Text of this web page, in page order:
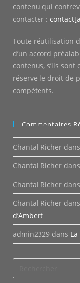
contenu qui
contacter :
Toute réutilisation
d’un accord
contenus, s’ils sont
réserve le droit de
compétents.
Commentaires
Chantal Richer
Chantal Richer
Chantal Richer dans
Chantal Richer dans
d’Ambert
admin2329 dans